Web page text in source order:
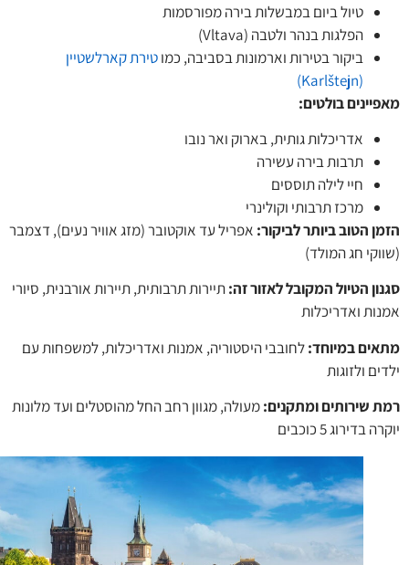
טיול ביום במבשלות בירה מפורסמות
הפלגות בנהר ולטבה (Vltava)
ביקור בטירות וארמונות בסביבה, כמוטירת קארלשטיין
בולטים:
אדריכלות גותית, בארוק ואר נובו
תרבות בירה עשירה
חיי לילה תוססים
מרכז תרבותי וקולינרי
הטוב ביותר לביקור:אפריל עד אוקטובר (מזג אוויר נעים), דצמבר
חג המולד)
הטיול המקובל לאזור זה:תיירות תרבותית, תיירות אורבנית, סיורי
ואדריכלות
במיוחד:לחובבי היסטוריה, אמנות ואדריכלות, למשפחות עם
ולזוגות
שירותים ומתקנים:מעולה, מגוון רחב החל מהוסטלים ועד מלונות
5 כוכבים